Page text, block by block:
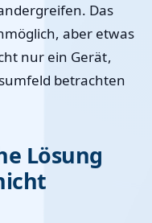
Das
aber etwas
nur ein Gerät,
betrachten
Lösung